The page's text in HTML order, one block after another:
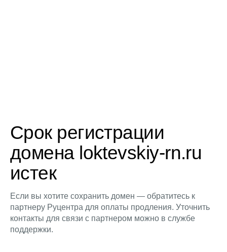
Срок регистрации
домена loktevskiy-rn.ru
истек
Если вы хотите сохранить домен — обратитесь к
партнеру Руцентра для оплаты продления. Уточнить
контакты для связи с партнером можно в службе
поддержки.